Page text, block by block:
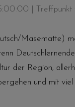
|
Masematte)
der Region,
und mit viel